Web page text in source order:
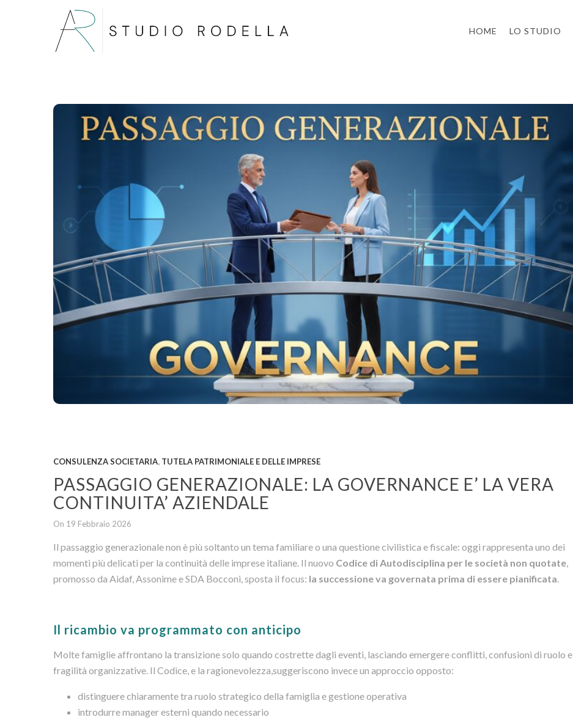
HOME LO STUDIO
CONSULENZA SOCIETARIA, TUTELA PATRIMONIALE E DELLE IMPRESE
PASSAGGIO GENERAZIONALE: LA GOVERNANCE E’ LA VERA
CONTINUITA’ AZIENDALE
On 19 Febbraio 2026
Il passaggio generazionale non è più soltanto un tema familiare o una questione civilistica e fiscale: oggi rappresenta uno dei
momenti più delicati per la continuità delle imprese italiane. Il nuovo Codice di Autodisciplina per le società non quotate,
promosso da Aidaf, Assonime e SDA Bocconi, sposta il focus: la successione va governata prima di essere pianificata.
Il ricambio va programmato con anticipo
Molte famiglie affrontano la transizione solo quando costrette dagli eventi, lasciando emergere conflitti, confusioni di ruolo e
fragilità organizzative. Il Codice, e la ragionevolezza,suggeriscono invece un approccio opposto:
distinguere chiaramente tra ruolo strategico della famiglia e gestione operativa
introdurre manager esterni quando necessario